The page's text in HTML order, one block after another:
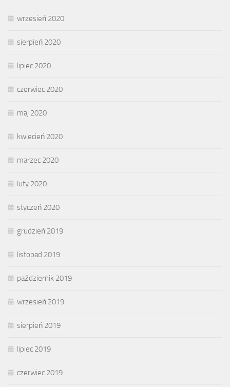
wrzesień 2020
sierpień 2020
lipiec 2020
czerwiec 2020
maj 2020
kwiecień 2020
marzec 2020
luty 2020
styczeń 2020
grudzień 2019
listopad 2019
październik 2019
wrzesień 2019
sierpień 2019
lipiec 2019
czerwiec 2019